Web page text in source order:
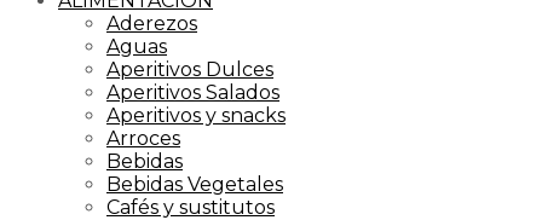
Aderezos
Aguas
Aperitivos Dulces
Aperitivos Salados
Aperitivos y snacks
Arroces
Bebidas
Bebidas Vegetales
Cafés y sustitutos